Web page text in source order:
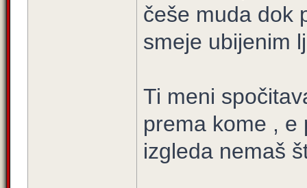
češe muda dok
smeje ubijenim
Ti meni
prema kome , e
izgleda nemaš